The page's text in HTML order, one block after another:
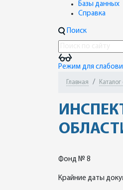
Базы данных
Справка
Поиск
Режим для
Главная
Фонд № 8
Крайние даты